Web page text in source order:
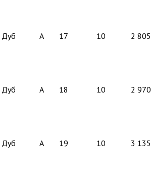
Дуб A 17 10 2 805
Дуб A 18 10 2 970
Дуб A 19 10 3 135